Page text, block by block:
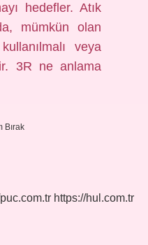
hedefler. Atık
mümkün olan
veya
3R ne anlama
Bırak
https://hul.com.tr